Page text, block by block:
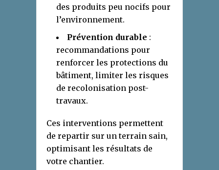
des produits peu nocifs pour
l’environnement.
Prévention durable :
recommandations pour
renforcer les protections du
bâtiment, limiter les risques
de recolonisation post-
travaux.
Ces interventions permettent
de repartir sur un terrain sain,
optimisant les résultats de
votre chantier.